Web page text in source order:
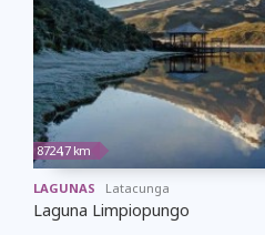
8724,7 km
LAGUNAS Latacunga
Laguna Limpiopungo